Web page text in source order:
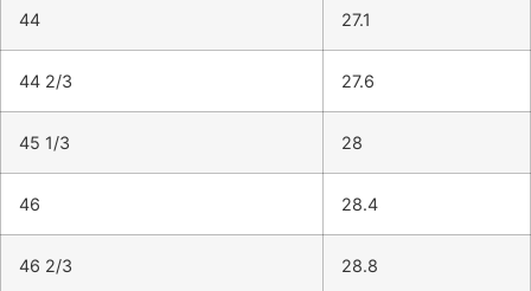
44 27.1
44 2/3 27.6
45 1/3 28
46 28.4
46 2/3 28.8